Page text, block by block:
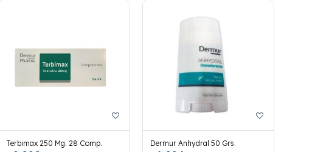
Terbimax 250 Mg. 28 Comp. Dermur Anhydral 50 Grs.